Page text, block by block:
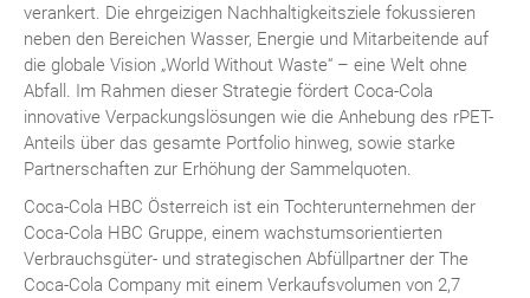
verankert. Die ehrgeizigen Nachhaltigkeitsziele fokussieren
neben den Bereichen Wasser, Energie und Mitarbeitende auf
die globale Vision „World Without Waste“ – eine Welt ohne
Abfall. Im Rahmen dieser Strategie fördert Coca-Cola
innovative Verpackungslösungen wie die Anhebung des rPET-
Anteils über das gesamte Portfolio hinweg, sowie starke
Partnerschaften zur Erhöhung der Sammelquoten.
Coca-Cola HBC Österreich ist ein Tochterunternehmen der
Coca-Cola HBC Gruppe, einem wachstumsorientierten
Verbrauchsgüter- und strategischen Abfüllpartner der The
Coca-Cola Company mit einem Verkaufsvolumen von 2,7